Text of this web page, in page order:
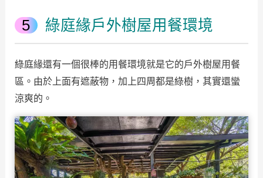
綠庭緣戶外樹屋用餐環境
綠庭緣還有一個很棒的用餐環境就是它的戶外樹屋用餐
區。由於上面有遮蔽物，加上四周都是綠樹，其實還蠻
涼爽的。